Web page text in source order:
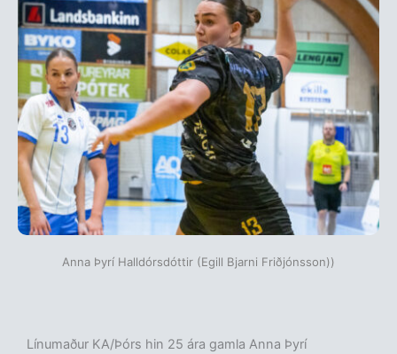
Anna Þyrí Halldórsdóttir (Egill Bjarni Friðjónsson))
Línumaður KA/Þórs hin 25 ára gamla Anna Þyrí